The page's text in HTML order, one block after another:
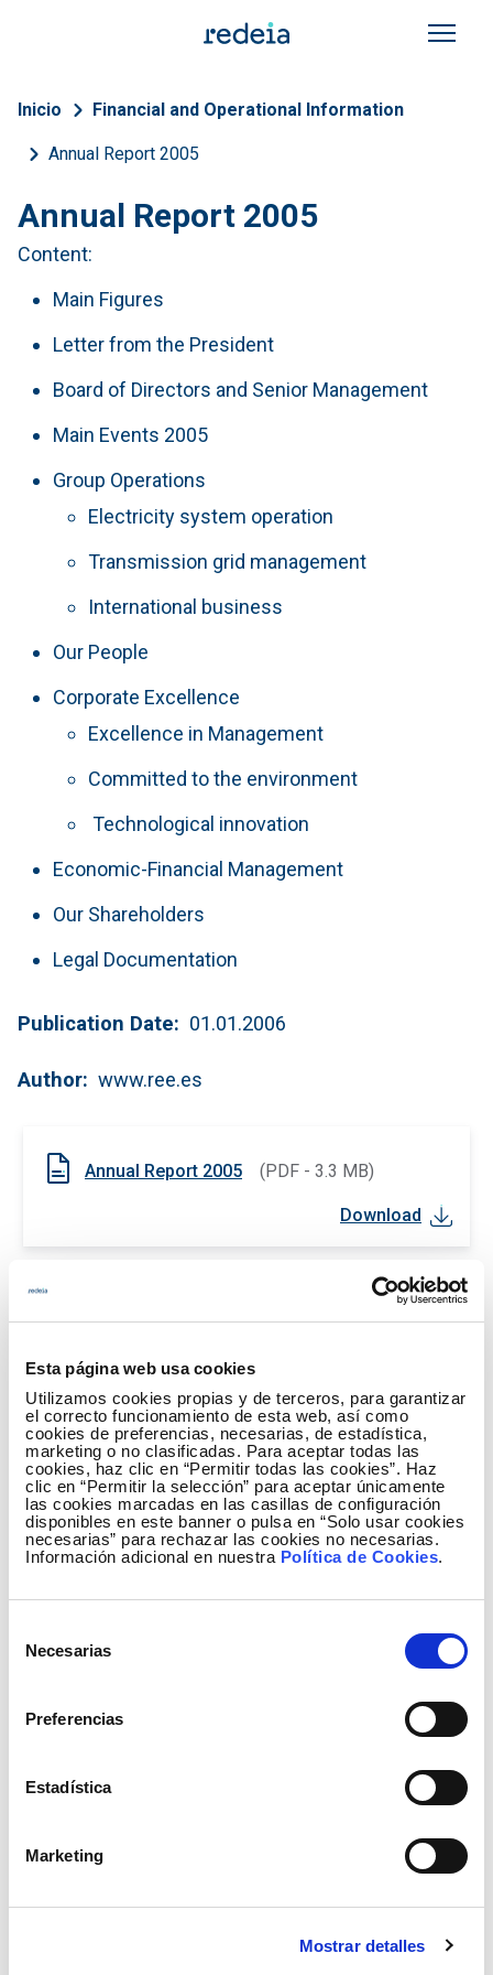
Esta página web usa cookies
Utilizamos cookies propias y de terceros, para garantizar
el correcto funcionamiento de esta web, así como
cookies de preferencias, necesarias, de estadística,
marketing o no clasificadas. Para aceptar todas las
cookies, haz clic en “Permitir todas las cookies”. Haz
clic en “Permitir la selección” para aceptar únicamente
las cookies marcadas en las casillas de configuración
disponibles en este banner o pulsa en “Solo usar cookies
necesarias” para rechazar las cookies no necesarias.
Información adicional en nuestra Política de Cookies.
Necesarias
Preferencias
Estadística
Marketing
Mostrar detalles
Breadcrumb
Inicio Financial and Operational Information
Annual Report 2005
Annual Report 2005
Content:
Main Figures
Letter from the President
Board of Directors and Senior Management
Main Events 2005
Group Operations
Electricity system operation
Transmission grid management
International business
Our People
Corporate Excellence
Excellence in Management
Committed to the environment
Technological innovation
Economic-Financial Management
Our Shareholders
Legal Documentation
Publication Date 01.01.2006
Author www.ree.es
Annual Report 2005 (PDF - 3.3 MB)
Download